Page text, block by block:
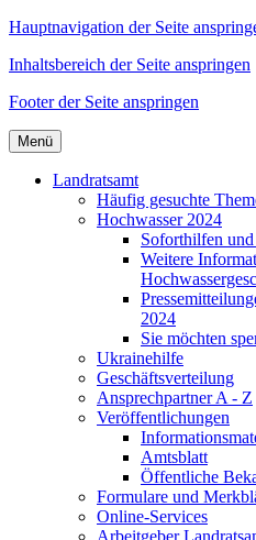
Hauptnavigation der Seite
Inhaltsbereich der Seite anspringen
Footer der Seite anspringen
Menü
Landratsamt
Häufig gesuchte
Hochwasser 2024
Soforthilfen
Weitere
2024
Sie möchten
Ukrainehilfe
Geschäftsverteilung
Ansprechpartner A - Z
Veröffentlichungen
Amtsblatt
Öffentliche
Formulare und
Online-Services
Arbeitgeber